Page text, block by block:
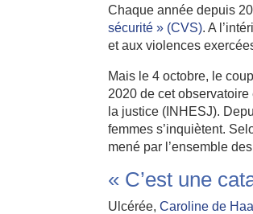
Chaque année depuis
sécurité » (CVS). A
et aux violences
Mais le 4 octobre, le
2020 de cet
la justice (INHESJ).
femmes s’inquiètent.
mené par l’ensemble
« C’est une
Ulcérée,Caroline de